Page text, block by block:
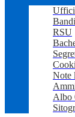
RSU
Note
Albo